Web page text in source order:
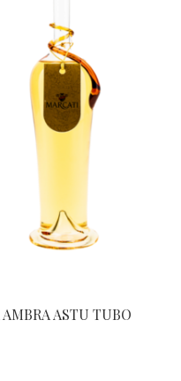
AMBRA ASTU TUBO